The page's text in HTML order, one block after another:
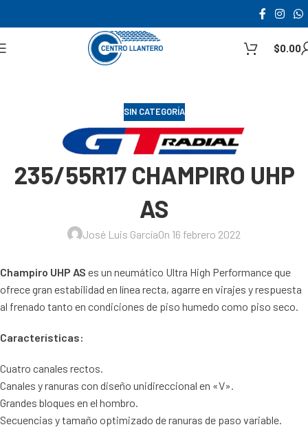
$0.00
SIN CATEGORÍA
235/55R17 CHAMPIRO UHP
AS
José Luis GarcíaOn 16 febrero 2022
Champiro UHP AS es un neumático Ultra High Performanceque
ofrece gran estabilidad en línea recta, agarre en virajes y respuesta
al frenado tanto en condiciones de piso humedo como piso seco.
Características:
Cuatro canales rectos.
Canales y ranuras con diseño unidireccional en «V».
Grandes bloques en el hombro.
Secuencias y tamaño optimizado de ranuras de paso variable.